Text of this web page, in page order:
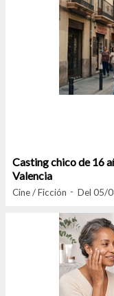
Casting chico de 16
Valencia
Cine / Ficción Del 05/